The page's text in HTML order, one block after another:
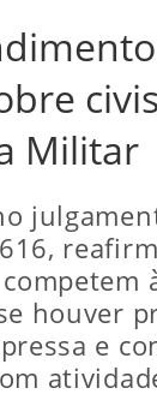
Militar
houver
e